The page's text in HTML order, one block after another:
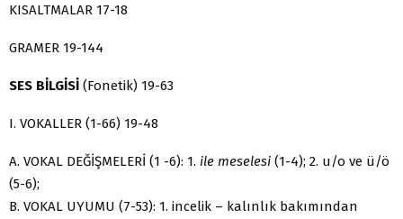
KISALTMALAR 17-18
GRAMER 19-144
SES BİLGİSİ (Fonetik) 19-63
I. VOKALLER (1-66) 19-48
A. VOKAL DEĞİŞMELERİ (1 -6): 1. ile meselesi (1-4); 2. u/o ve ü/ö
(5-6);
B. VOKAL UYUMU (7-53): 1. incelik – kalınlık bakımından